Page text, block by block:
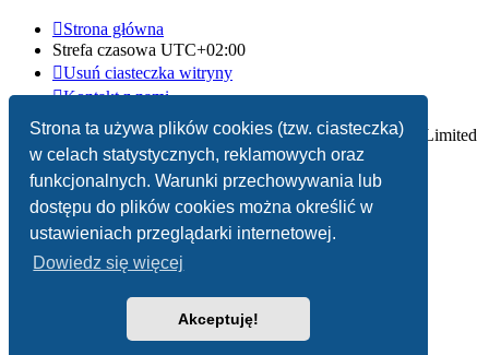
Strona ta używa plików cookies (tzw. ciasteczka)
w celach statystycznych, reklamowych oraz
funkcjonalnych. Warunki przechowywania lub
dostępu do plików cookies można określić w
ustawieniach przeglądarki internetowej.
Dowiedz się więcej
Akceptuję!
Strona główna
Strefa czasowa UTC+02:00
Usuń ciasteczka witryny
Kontakt z nami
Technologię dostarczaphpBB® Forum Software © phpBB Limited
Polski pakiet językowy dostarczaphpBB.pl
Zasady ochrony danych osobowych |Regulamin